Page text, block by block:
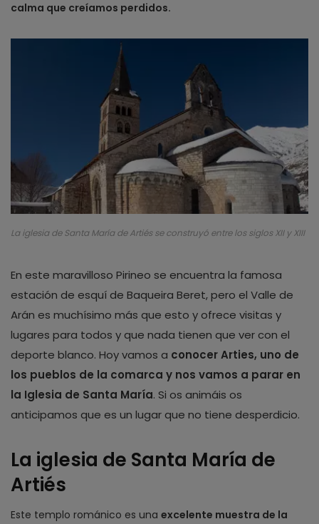
calma que creíamos perdidos.
La iglesia de Santa María de Artiés se construyó entre los siglos XII y XIII
En este maravilloso Pirineo se encuentra la famosa
estación de esquí de Baqueira Beret, pero el Valle de
Arán es muchísimo más que esto y ofrece visitas y
lugares para todos y que nada tienen que ver con el
deporte blanco. Hoy vamos a conocer Arties, uno de
los pueblos de la comarca y nos vamos a parar en
la Iglesia de Santa María. Si os animáis os
anticipamos que es un lugar que no tiene desperdicio.
La iglesia de Santa María de
Artiés
Este templo románico es una excelente muestra de la